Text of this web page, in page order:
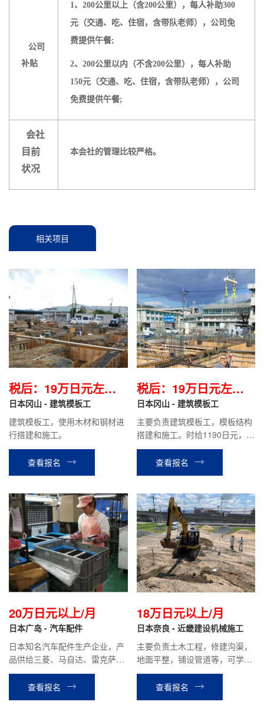
公司
补贴
1、200公里以上（含200公里），每人补助300
元（交通、吃、住宿，含带队老师），公司免
费提供午餐;
2、200公里以内（不含200公里），每人补助
150元（交通、吃、住宿，含带队老师），公司
免费提供午餐;
会社
目前
状况
本会社的管理比较严格。
相关项目
税后：19万日元左右/
月
日本冈山 - 建筑模板工
建筑模板工，使用木材和钢材进
行搭建和施工。
查看报名
税后：19万日元左右/
月
日本冈山 - 建筑模板工
主要负责建筑模板工，模板结构
搭建和施工。时给1190日元，目
前在职员工平均到手工资约19万
查看报名
20万日元以上/月
日本广岛 - 汽车配件
日本知名汽车配件生产企业，产
品供给三菱、马自达、雷克萨斯
等名牌汽车，产品销往全球，经
营稳定。主要负责汽车配件的加
工、质检和包装工作。
查看报名
18万日元以上/月
日本奈良 - 近畿建设机械施工
主要负责土木工程，修建沟渠，
地面平整，铺设管道等，可学习
挖掘机技术。有开挖掘机的经验
优先，要求能吃苦，踏实肯干。
查看报名